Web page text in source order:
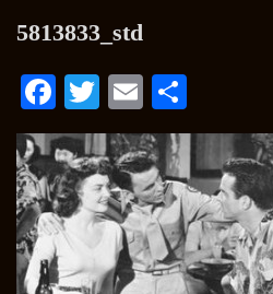
5813833_std
Facebook
Twitter
Email